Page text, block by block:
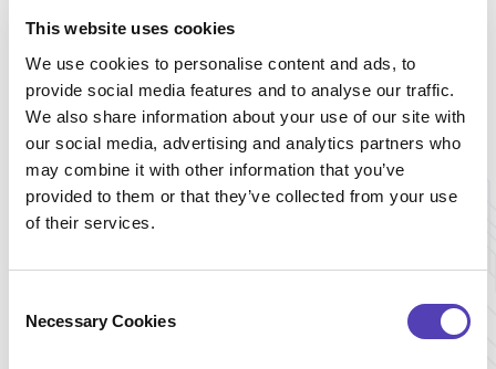
This website uses cookies
We use cookies to personalise content and ads, to
provide social media features and to analyse our traffic.
We also share information about your use of our site with
our social media, advertising and analytics partners who
may combine it with other information that you’ve
provided to them or that they’ve collected from your use
of their services.
Necessary Cookies
当社では、既存の自社システムから次世代の特許
管理ソフトウェアへの移行を望んでいました。徹
底的な評価を行った結果、当社はアナクアIAMソ
リューションを選択しました。これは、当社のグ
ローバルな特許部門で働くスペシャリストたちに
ユーザーフレンドリーで効率的な職場を提供する
という当初からの目標を満たす優れた能力がアナ
クアに備わっていたためです。
クライアントの声
ラース・ケルベルグ（Lars
Kellberg）氏 コーポレート